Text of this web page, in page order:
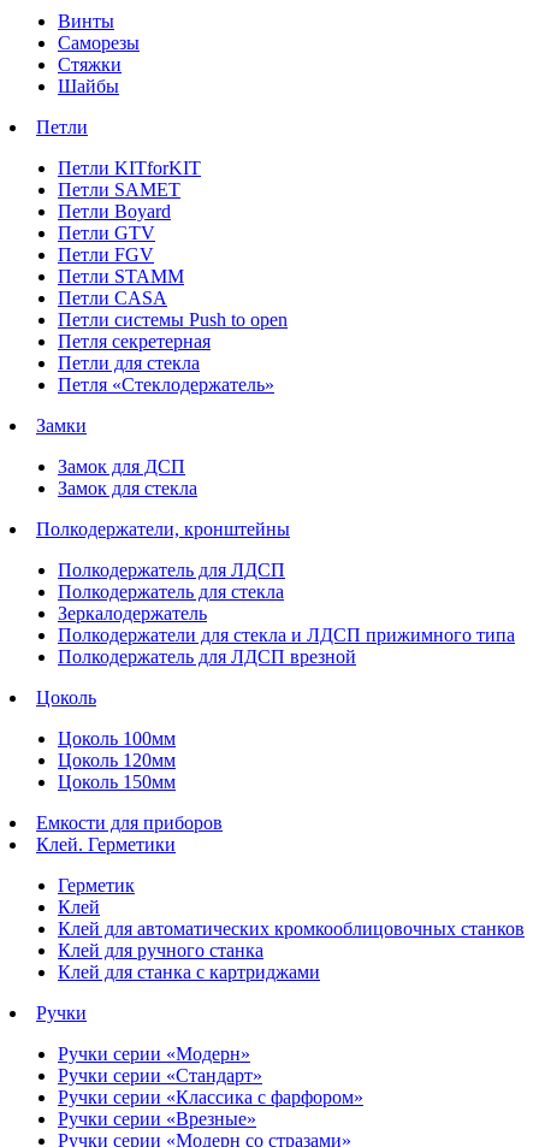
Винты
Саморезы
Стяжки
Шайбы
Петли
Петли KITforKIT
Петли SAMET
Петли Boyard
Петли GTV
Петли FGV
Петли STAMM
Петли CASA
Петли системы Push to open
Петля секретерная
Петли для стекла
Петля «Стеклодержатель»
Замки
Замок для ДСП
Замок для стекла
Полкодержатели, кронштейны
Полкодержатель для ЛДСП
Полкодержатель для стекла
Зеркалодержатель
Полкодержатели для стекла и ЛДСП прижимного типа
Полкодержатель для ЛДСП врезной
Цоколь
Цоколь 100мм
Цоколь 120мм
Цоколь 150мм
Емкости для приборов
Клей. Герметики
Герметик
Клей
Клей для автоматических кромкооблицовочных станков
Клей для ручного станка
Клей для станка с картриджами
Ручки
Ручки серии «Модерн»
Ручки серии «Стандарт»
Ручки серии «Классика с фарфором»
Ручки серии «Врезные»
Ручки серии «Модерн со стразами»